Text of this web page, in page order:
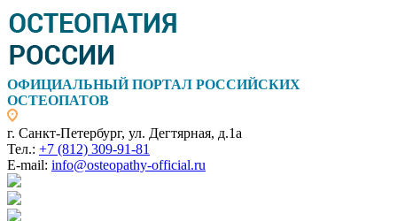
ОФИЦИАЛЬНЫЙ ПОРТАЛ РОССИЙСКИХ
ОСТЕОПАТОВ
г. Санкт-Петербург, ул. Дегтярная, д.1а
Тел.: +7 (812) 309-91-81
E-mail: info@osteopathy-official.ru